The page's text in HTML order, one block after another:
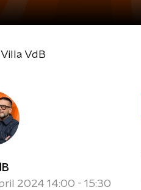
Villa VdB
2024 14:00 - 15:30